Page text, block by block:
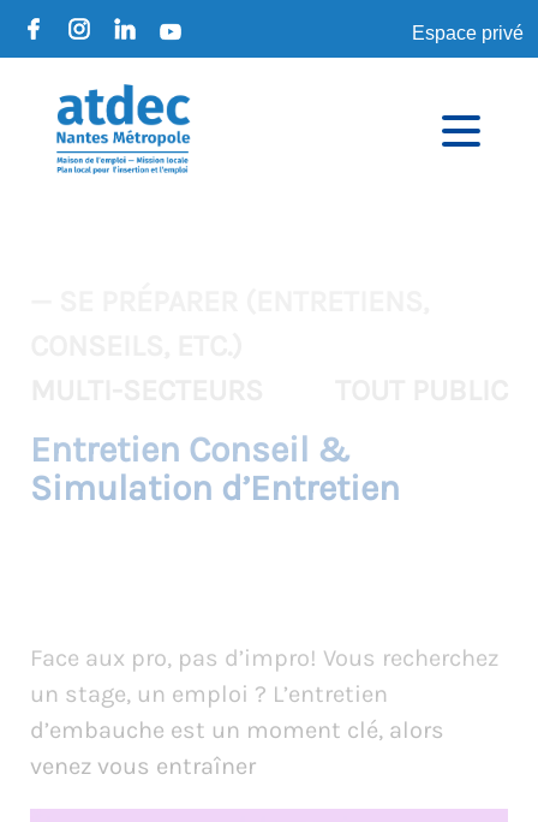
Espace privé
Entretien Conseil &
Simulation d’Entretien
Face aux pro, pas d’impro! Vous recherchez
un stage, un emploi ? L’entretien
d’embauche est un moment clé, alors
venez vous entraîner